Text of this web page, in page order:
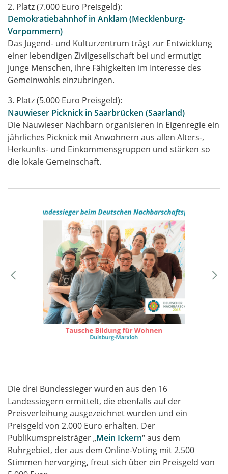
2. Platz (7.000 Euro Preisgeld):
Demokratiebahnhof in Anklam (Mecklenburg-
Vorpommern)
Das Jugend- und Kulturzentrum trägt zur Entwicklung
einer lebendigen Zivilgesellschaft bei und ermutigt
junge Menschen, ihre Fähigkeiten im Interesse des
Gemeinwohls einzubringen.
3. Platz (5.000 Euro Preisgeld):
Nauwieser Picknick in Saarbrücken (Saarland)
Die Nauwieser Nachbarn organisieren in Eigenregie ein
jährliches Picknick mit Anwohnern aus allen Alters-,
Herkunfts- und Einkommensgruppen und stärken so
die lokale Gemeinschaft.
Die drei Bundessieger wurden aus den 16
Landessiegern ermittelt, die ebenfalls auf der
Preisverleihung ausgezeichnet wurden und ein
Preisgeld von 2.000 Euro erhalten. Der
Publikumspreisträger „Mein Ickern“ aus dem
Ruhrgebiet, der aus dem Online-Voting mit 2.500
Stimmen hervorging, freut sich über ein Preisgeld von